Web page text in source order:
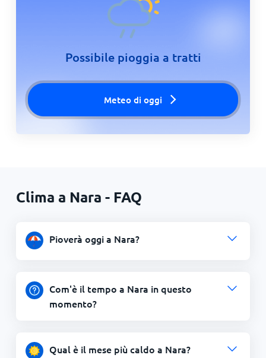
Possibile pioggia a tratti
Meteo di oggi
Clima a Nara - FAQ
Pioverà oggi a Nara?
Com'è il tempo a Nara in questo
momento?
Qual è il mese più caldo a Nara?